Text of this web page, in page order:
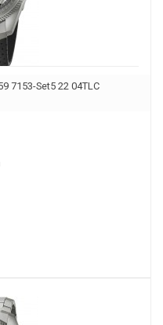
7153-Set5 22 04TLC